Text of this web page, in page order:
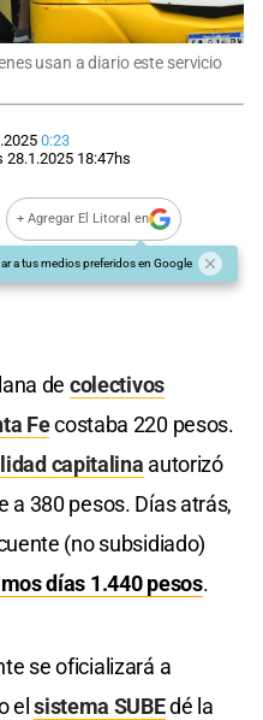
usan a diario este servicio
0:23
28.1.2025 18:47hs
+ Agregar El Litoral en
a tus medios preferidos en Google
de colectivos
Fecostaba 220 pesos.
capitalina autorizó
a 380 pesos. Días atrás,
(no subsidiado)
días 1.440 pesos.
se oficializará a
elsistema SUBEdé la